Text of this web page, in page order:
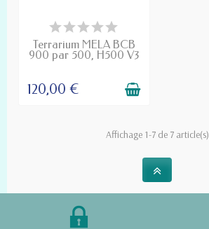
DÉLAI DE FABRICATION
D'UN MOIS
Terrarium MELA BCB
900 par 500, H500 V3
120,00 €
Affichage 1-7 de 7 article(s)